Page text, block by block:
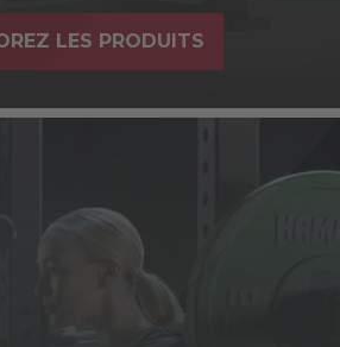
LES PRODUITS